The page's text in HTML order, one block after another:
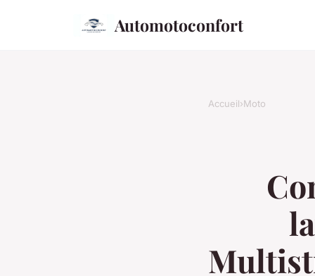
Automotoconfort
Accueil›Moto